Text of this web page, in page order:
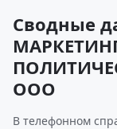
Сводные
ООО
В телефонном